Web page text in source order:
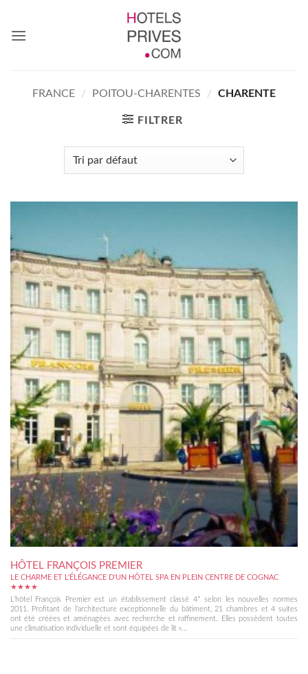
contenu
FRANCE / POITOU-CHARENTES / CHARENTE
FILTRER
HÔTEL FRANÇOIS PREMIER
LE CHARME ET L'ÉLÉGANCE D'UN HÔTEL SPA EN PLEIN CENTRE DE COGNAC
★★★★
L’hôtel François Premier est un établissement classé 4* selon les nouvelles normes
2011. Profitant de l’architecture exceptionnelle du bâtiment, 21 chambres et 4 suites
ont été créées et aménagées avec recherche et raffinement. Elles possèdent toutes
une climatisation individuelle et sont équipées de lit «...